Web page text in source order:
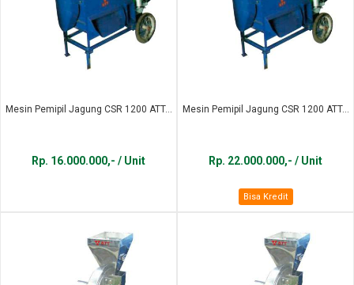
Mesin Pemipil Jagung CSR 1200 ATT...
Rp. 16.000.000,- / Unit
Mesin Pemipil Jagung CSR 1200 ATT...
Rp. 22.000.000,- / Unit
Bisa Kredit